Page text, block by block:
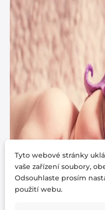
Tyto webové stránky
vaše zařízení soubory,
Odsouhlaste prosím
použití webu.